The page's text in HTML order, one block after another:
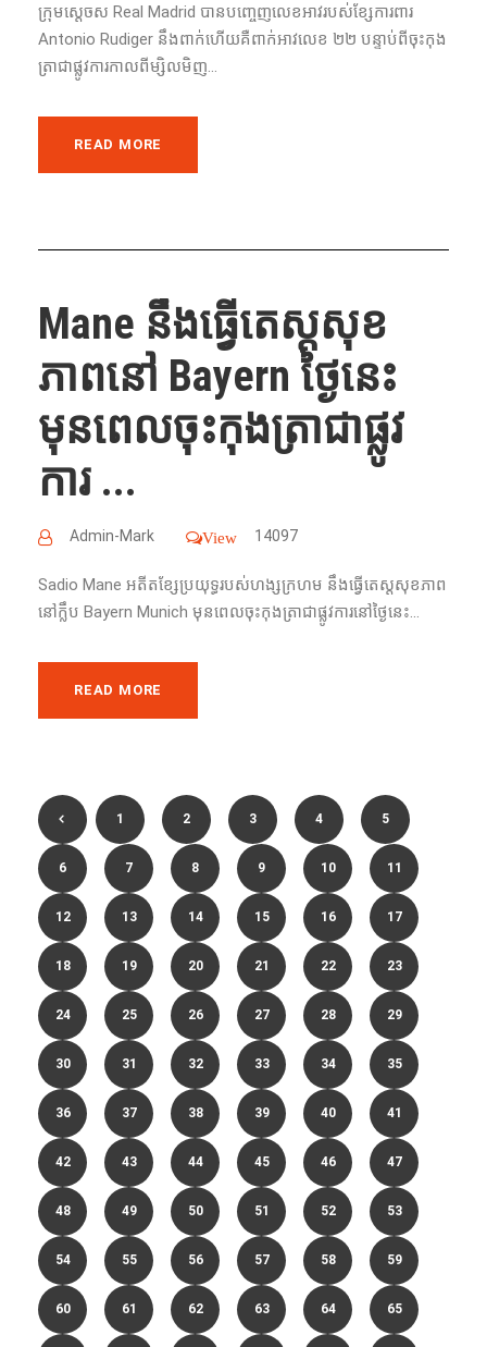
ក្រុមស្តេចស Real Madrid បាន​បញ្ចេញ​លេខ​អាវ​របស់​ខ្សែ​ការពារ​
Antonio Rudiger នឹង​ពាក់​ហើយ​​គឺ​ពាក់​អាវ​លេខ​ ២២ បន្ទាប់​ពី​ចុះ​កុង
ត្រា​ជា​ផ្លូវការកាលពីម្សិលមិញ...
READ MORE
Mane នឹង​​ធ្វើតេស្ត​សុខ
ភាព​នៅ​ Bayern ថ្ងៃនេះ​
មុន​ពេល​ចុះ​កុងត្រា​ជា​ផ្លូវ
ការ​ ...
Admin-Mark View 14097
Sadio Mane អតីតខ្សែ​ប្រយុទ្ធរបស់​ហង្សក្រហម នឹង​ធ្វើតេស្ត​សុខភាព​
នៅ​ក្លឹប​ Bayern Munich មុន​ពេល​ចុះ​កុងត្រា​ជា​ផ្លូវការ​នៅថ្ងៃនេះ...
READ MORE
1 2 3 4 5
6 7 8 9 10 11
12 13 14 15 16 17
18 19 20 21 22 23
24 25 26 27 28 29
30 31 32 33 34 35
36 37 38 39 40 41
42 43 44 45 46 47
48 49 50 51 52 53
54 55 56 57 58 59
60 61 62 63 64 65